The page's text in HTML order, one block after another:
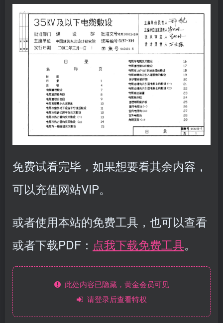
免费试看完毕，如果想要看其余内容，
可以充值网站VIP。
或者使用本站的免费工具，也可以查看
或者下载PDF： 点我下载免费工具。
此处内容已隐藏，黄金会员可见
请登录后查看特权